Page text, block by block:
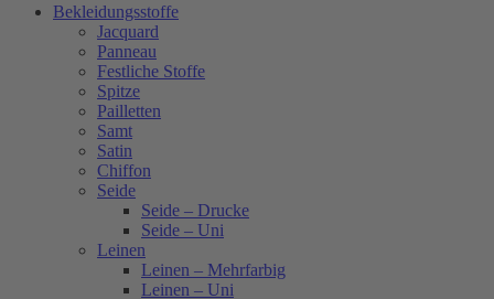
Bekleidungsstoffe
Jacquard
Panneau
Festliche Stoffe
Spitze
Pailletten
Samt
Satin
Chiffon
Seide
Seide – Drucke
Seide – Uni
Leinen
Leinen – Mehrfarbig
Leinen – Uni